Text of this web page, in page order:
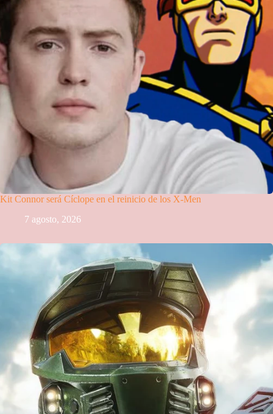
Kit Connor será Cíclope en el reinicio de los X-Men
7 agosto, 2026